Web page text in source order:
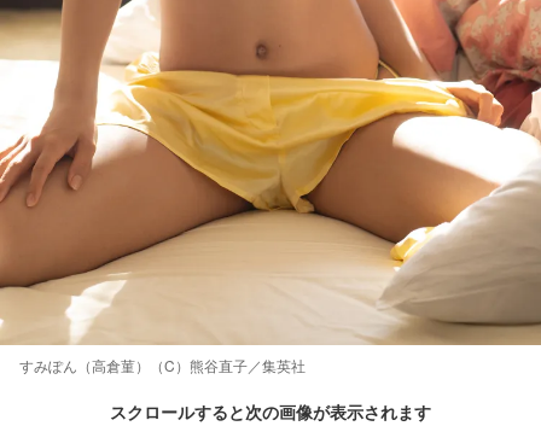
すみぽん（高倉菫）（C）熊谷直子／集英社
スクロールすると次の画像が表示されます